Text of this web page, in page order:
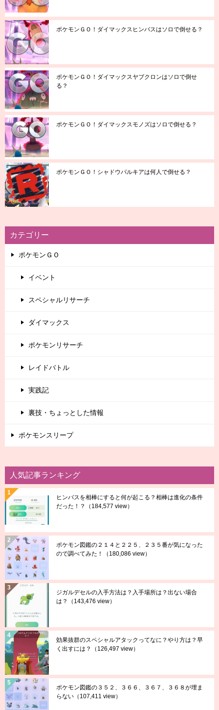
ポケモンＧＯ！ダイマックスヒンバスはソロで倒せる？
ポケモンＧＯ！ダイマックスヤブクロンはソロで倒せ
る？
ポケモンＧＯ！ダイマックスモノズはソロで倒せる？
ポケモンＧＯ！シャドウパルキアは何人で倒せる？
カテゴリー
ポケモンＧＯ
イベント
スペシャルリサーチ
ダイマックス
ポケモンリサーチ
レイドバトル
実践記
裏技・ちょっとした情報
ポケモンスリープ
人気記事ランキング
ヒンバスを相棒にすると何が起こる？相棒は進化の条件
だった！？
（184,577 view）
ポケモン図鑑の２１４と２２５、２３５番が気になった
ので調べてみた！
（180,086 view）
ジガルデセルの入手方法は？入手場所は？出ない場合
は？
（143,476 view）
効果抜群のスペシャルアタックってなに？やり方は？早
く出すには？
（126,497 view）
ポケモン図鑑の３５２、３６６、３６７、３６８が埋ま
らない （107,411 view）